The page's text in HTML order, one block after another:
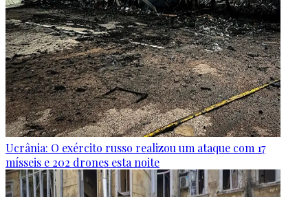
Ucrânia: O exército russo realizou um ataque com 17
mísseis e 202 drones esta noite